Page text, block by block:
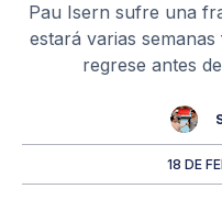
Pau Isern sufre una
estará varias
regrese antes
18 DE